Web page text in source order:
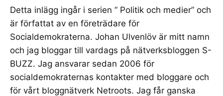
Detta inlägg ingår i serien ” Politik och medier” och
är författat av en företrädare för
Socialdemokraterna. Johan Ulvenlöv är mitt namn
och jag bloggar till vardags på nätverksbloggen S-
BUZZ. Jag ansvarar sedan 2006 för
socialdemokraternas kontakter med bloggare och
för vårt bloggnätverk Netroots. Jag får ganska